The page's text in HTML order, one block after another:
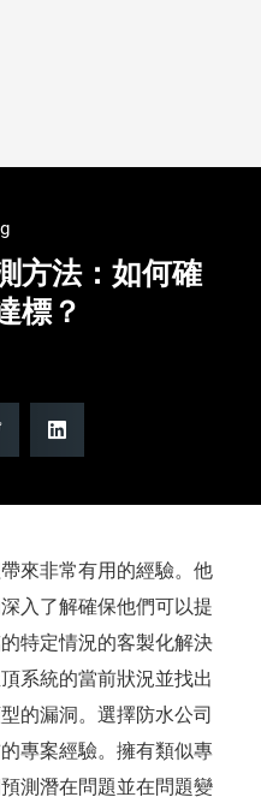
方法：如何確
標？
來非常有用的經驗。他
入了解確保他們可以提
特定情況的客製化解決
系統的當前狀況並找出
的漏洞。選擇防水公司
專案經驗。擁有類似專
測潛在問題並在問題變